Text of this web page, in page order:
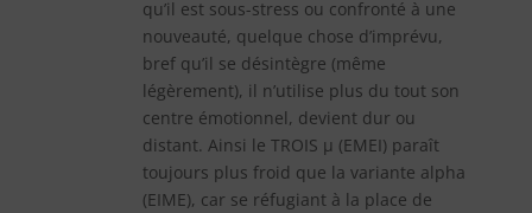
qu’il est sous-stress ou confronté à une
nouveauté, quelque chose d’imprévu,
bref qu’il se désintègre (même
légèrement), il n’utilise plus du tout son
centre émotionnel, devient dur ou
distant. Ainsi le TROIS µ (EMEI) paraît
toujours plus froid que la variante alpha
(EIME), car se réfugiant à la place de